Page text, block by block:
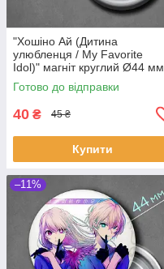
"Хошіно Ай (Дитина
улюбленця / My Favorite
Idol)" магніт круглий Ø44 мм
Готово до відправки
40 ₴ 45 ₴
Купити
–11%